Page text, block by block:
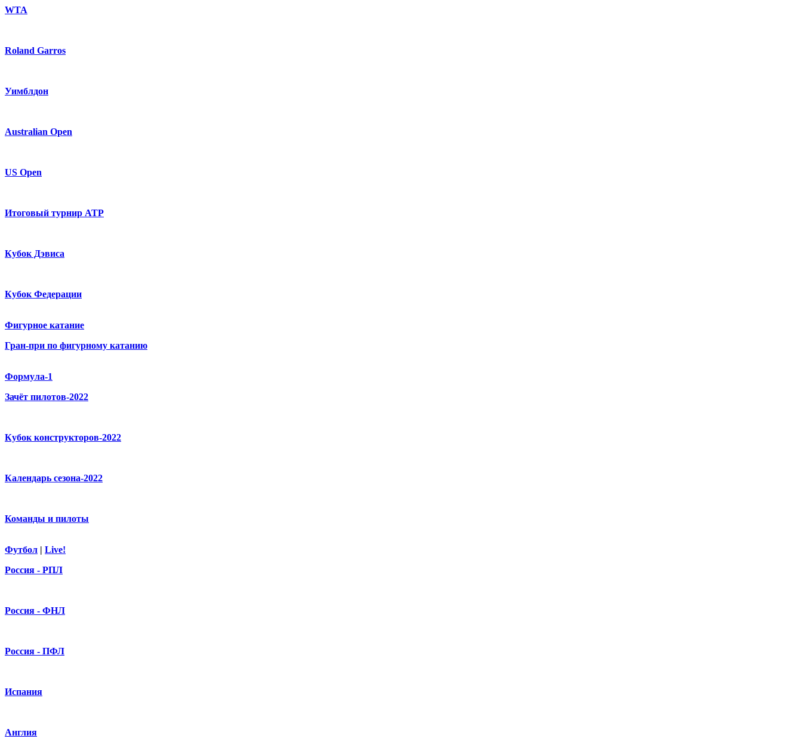
WTA
Roland Garros
Уимблдон
Australian Open
US Open
Итоговый турнир ATP
Кубок Дэвиса
Кубок Федерации
Фигурное катание
Гран-при по фигурному катанию
Формула-1
Зачёт пилотов-2022
Кубок конструкторов-2022
Календарь сезона-2022
Команды и пилоты
Футбол | Live!
Россия - РПЛ
Россия - ФНЛ
Россия - ПФЛ
Испания
Англия